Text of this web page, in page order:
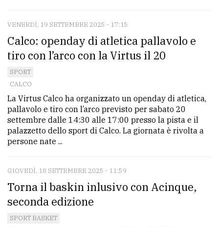
VENERDÌ, 19 SETTEMBRE 2025 - 17:15
Calco: openday di atletica pallavolo e
tiro con l’arco con la Virtus il 20
SPORT
CALCO
La Virtus Calco ha organizzato un openday di atletica,
pallavolo e tiro con l’arco previsto per sabato 20
settembre dalle 14:30 alle 17:00 presso la pista e il
palazzetto dello sport di Calco. La giornata è rivolta a
persone nate ...
GIOVEDÌ, 18 SETTEMBRE 2025 - 11:59
Torna il baskin inlusivo con Acinque,
seconda edizione
SPORT BASKET